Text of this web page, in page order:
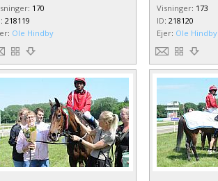
: 170
: 218119
: Ole Hindby
Visninger: 173
ID: 218120
Ejer: Ole Hindby